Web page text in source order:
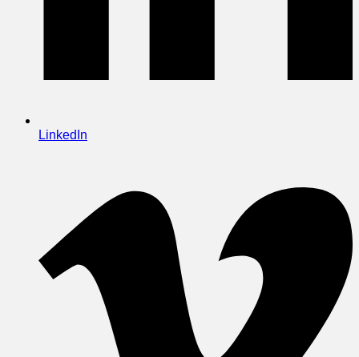
LinkedIn